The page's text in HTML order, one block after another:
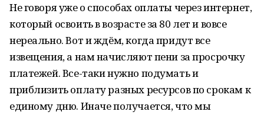
Не говоря уже о способах оплаты через интернет,
который освоить в возрасте за 80 лет и вовсе
нереально. Вот и ждём, когда придут все
извещения, а нам начисляют пени за просрочку
платежей. Все-таки нужно подумать и
приблизить оплату разных ресурсов по срокам к
единому дню. Иначе получается, что мы